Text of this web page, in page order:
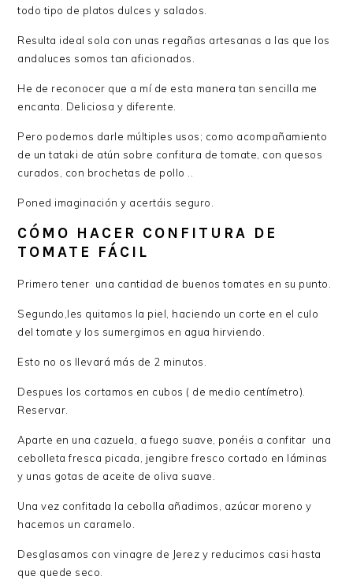
todo tipo de platos dulces y salados.
Resulta ideal sola con unas regañas artesanas a las que los
andaluces somos tan aficionados.
He de reconocer que a mí de esta manera tan sencilla me
encanta. Deliciosa y diferente.
Pero podemos darle múltiples usos; como acompañamiento
de un tataki de atún sobre confitura de tomate, con quesos
curados, con brochetas de pollo ..
Poned imaginación y acertáis seguro.
CÓMO HACER CONFITURA DE
TOMATE FÁCIL
Primero tener una cantidad de buenos tomates en su punto.
Segundo,les quitamos la piel, haciendo un corte en el culo
del tomate y los sumergimos en agua hirviendo.
Esto no os llevará más de 2 minutos.
Despues los cortamos en cubos ( de medio centímetro).
Reservar.
Aparte en una cazuela, a fuego suave, ponéis a confitar una
cebolleta fresca picada, jengibre fresco cortado en láminas
y unas gotas de aceite de oliva suave.
Una vez confitada la cebolla añadimos, azúcar moreno y
hacemos un caramelo.
Desglasamos con vinagre de Jerez y reducimos casi hasta
que quede seco.